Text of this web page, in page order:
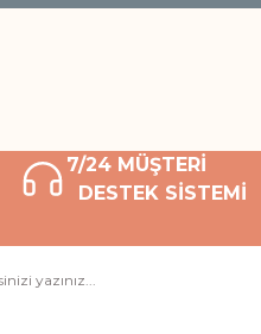
7/24 MÜŞTERİ
DESTEK SİSTEMİ